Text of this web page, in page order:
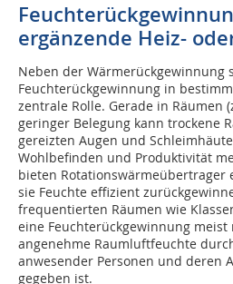
ergänzende Heiz-
Neben der Wärmerückgewinnung
Feuchterückgewinnung in
zentrale Rolle. Gerade in Räumen
geringer Belegung kann trockene
gereizten Augen und
Wohlbefinden und Produktivität
bieten Rotationswärmeübertrager
sie Feuchte effizient
frequentierten Räumen wie
eine Feuchterückgewinnung
angenehme Raumluftfeuchte
anwesender Personen und deren
gegeben ist.